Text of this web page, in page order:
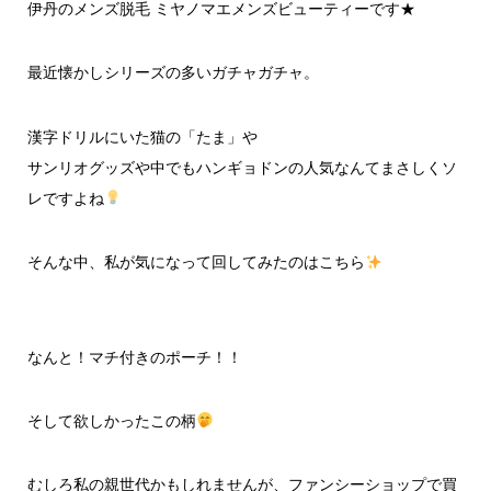
伊丹のメンズ脱毛 ミヤノマエメンズビューティーです★
最近懐かしシリーズの多いガチャガチャ。
漢字ドリルにいた猫の「たま」や
サンリオグッズや中でもハンギョドンの人気なんてまさしくソ
レですよね
そんな中、私が気になって回してみたのはこちら
なんと！マチ付きのポーチ！！
そして欲しかったこの柄
むしろ私の親世代かもしれませんが、ファンシーショップで買